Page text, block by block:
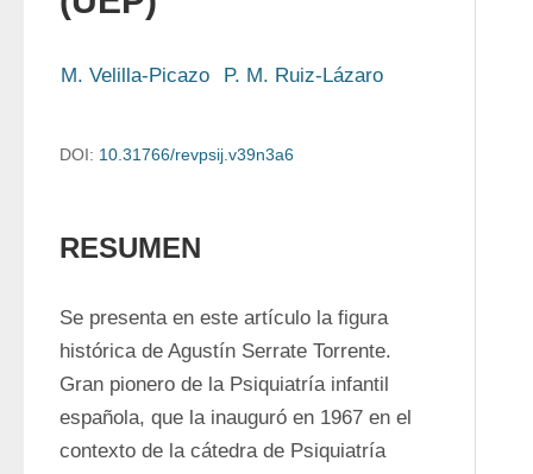
M. Velilla-Picazo P. M. Ruiz-Lázaro
DOI: 10.31766/revpsij.v39n3a6
RESUMEN
Se presenta en este artículo la figura
histórica de Agustín Serrate Torrente.
Gran pionero de la Psiquiatría infantil
española, que la inauguró en 1967 en el
contexto de la cátedra de Psiquiatría